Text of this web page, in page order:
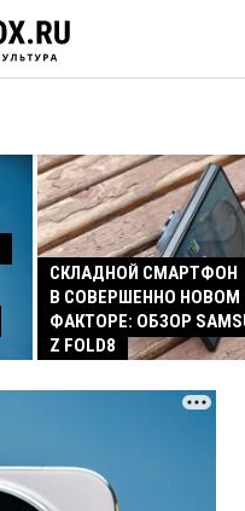
СКЛАДНОЙ СМАРТФОН
В СОВЕРШЕННО
ФАКТОРЕ: ОБЗОР
Z FOLD8